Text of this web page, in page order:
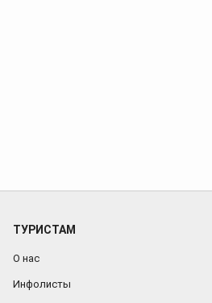
ТУРИСТАМ
О нас
Инфолисты